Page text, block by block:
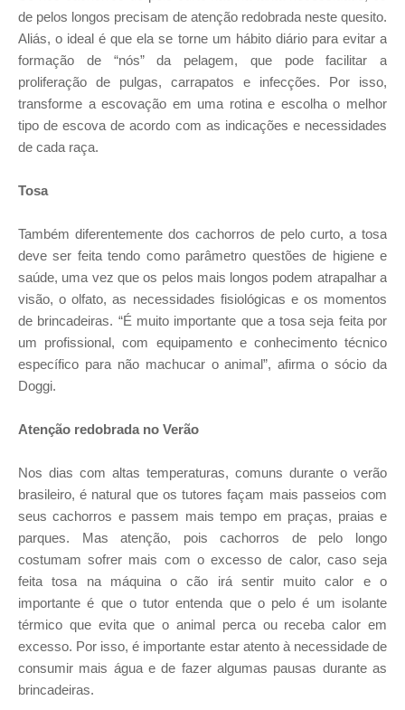
de pelos longos precisam de atenção redobrada neste quesito.
Aliás, o ideal é que ela se torne um hábito diário para evitar a
formação de “nós” da pelagem, que pode facilitar a
proliferação de pulgas, carrapatos e infecções. Por isso,
transforme a escovação em uma rotina e escolha o melhor
tipo de escova de acordo com as indicações e necessidades
de cada raça.
Tosa
Também diferentemente dos cachorros de pelo curto, a tosa
deve ser feita tendo como parâmetro questões de higiene e
saúde, uma vez que os pelos mais longos podem atrapalhar a
visão, o olfato, as necessidades fisiológicas e os momentos
de brincadeiras. “É muito importante que a tosa seja feita por
um profissional, com equipamento e conhecimento técnico
específico para não machucar o animal”, afirma o sócio da
Doggi.
Atenção redobrada no Verão
Nos dias com altas temperaturas, comuns durante o verão
brasileiro, é natural que os tutores façam mais passeios com
seus cachorros e passem mais tempo em praças, praias e
parques. Mas atenção, pois cachorros de pelo longo
costumam sofrer mais com o excesso de calor, caso seja
feita tosa na máquina o cão irá sentir muito calor e o
importante é que o tutor entenda que o pelo é um isolante
térmico que evita que o animal perca ou receba calor em
excesso. Por isso, é importante estar atento à necessidade de
consumir mais água e de fazer algumas pausas durante as
brincadeiras.